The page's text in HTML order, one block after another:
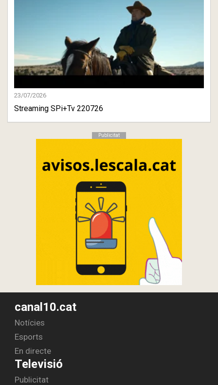
23/07/2026
Streaming SPi+Tv 220726
Publicitat
canal10.cat
Notícies
Esports
En directe
Televisió
Publicitat